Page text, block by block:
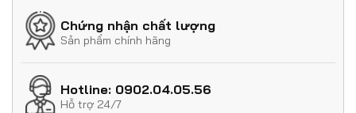
Chứng nhận chất lượng
Sản phẩm chính hãng
Hotline: 0902.04.05.56
Hỗ trợ 24/7